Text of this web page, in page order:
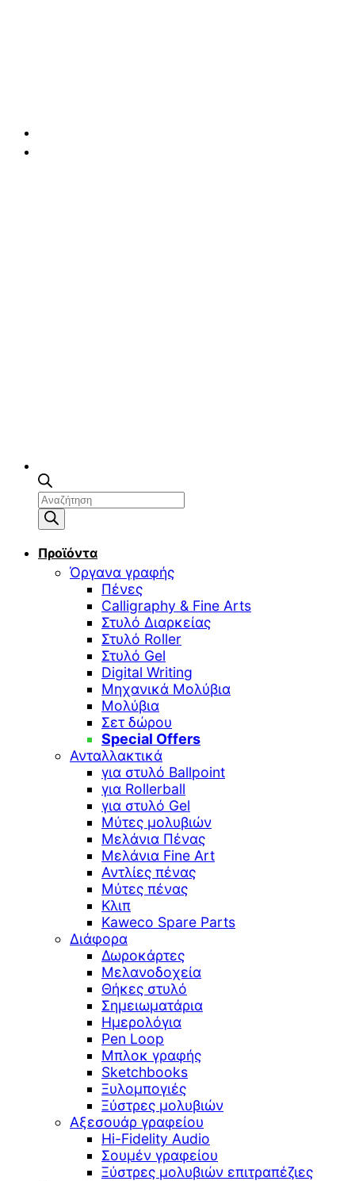
Αναζήτηση
προϊόντων
Προϊόντα
Όργανα γραφής
Πένες
Calligraphy & Fine Arts
Στυλό Διαρκείας
Στυλό Roller
Στυλό Gel
Digital Writing
Μηχανικά Μολύβια
Μολύβια
Σετ δώρου
Special Offers
Ανταλλακτικά
για στυλό Ballpoint
για Rollerball
για στυλό Gel
Μύτες μολυβιών
Μελάνια Πένας
Μελάνια Fine Art
Αντλίες πένας
Μύτες πένας
Κλιπ
Kaweco Spare Parts
Διάφορα
Δωροκάρτες
Μελανοδοχεία
Θήκες στυλό
Σημειωματάρια
Ημερολόγια
Pen Loop
Μπλοκ γραφής
Sketchbooks
Ξυλομπογιές
Ξύστρες μολυβιών
Αξεσουάρ γραφείου
Hi-Fidelity Audio
Σουμέν γραφείου
Ξύστρες μολυβιών επιτραπέζιες